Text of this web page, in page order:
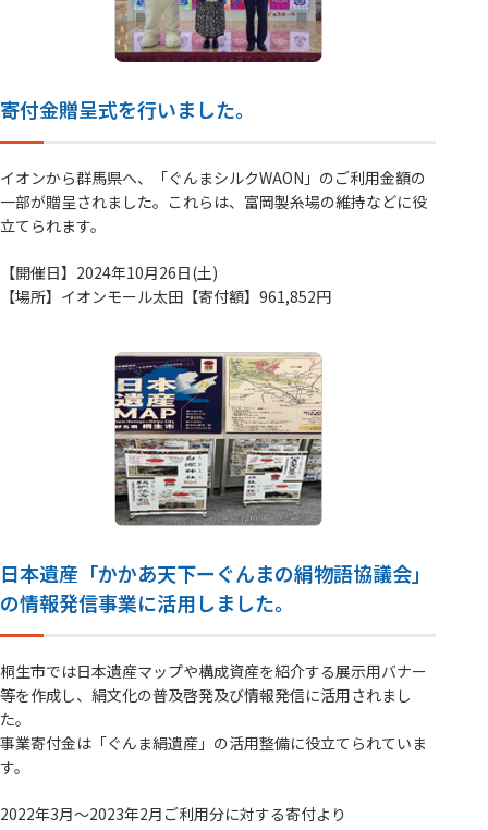
寄付金贈呈式を行いました。
イオンから群馬県へ、「ぐんまシルクWAON」のご利用金額の
一部が贈呈されました。これらは、富岡製糸場の維持などに役
立てられます。
【開催日】2024年10月26日(土)
【場所】イオンモール太田【寄付額】961,852円
日本遺産「かかあ天下ーぐんまの絹物語協議会」
の情報発信事業に活用しました。
桐生市では日本遺産マップや構成資産を紹介する展示用バナー
等を作成し、絹文化の普及啓発及び情報発信に活用されまし
た。
事業寄付金は「ぐんま絹遺産」の活用整備に役立てられていま
す。
2022年3月～2023年2月ご利用分に対する寄付より